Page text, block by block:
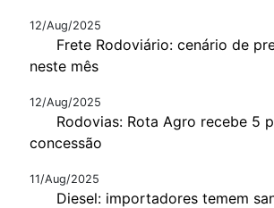
12/Aug/2025
Frete Rodoviário: cenário de
neste mês
12/Aug/2025
Rodovias: Rota Agro recebe 5
concessão
11/Aug/2025
Diesel: importadores temem